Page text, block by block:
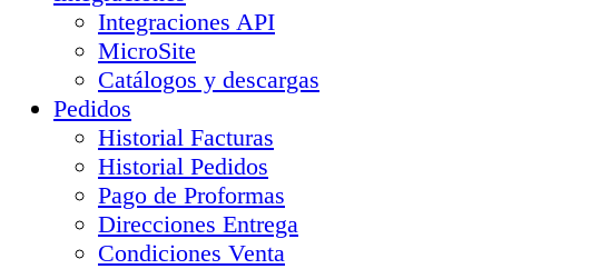
Integraciones API
MicroSite
Catálogos y descargas
Pedidos
Historial Facturas
Historial Pedidos
Pago de Proformas
Direcciones Entrega
Condiciones Venta